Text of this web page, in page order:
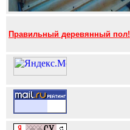
Правильный деревянный пол!